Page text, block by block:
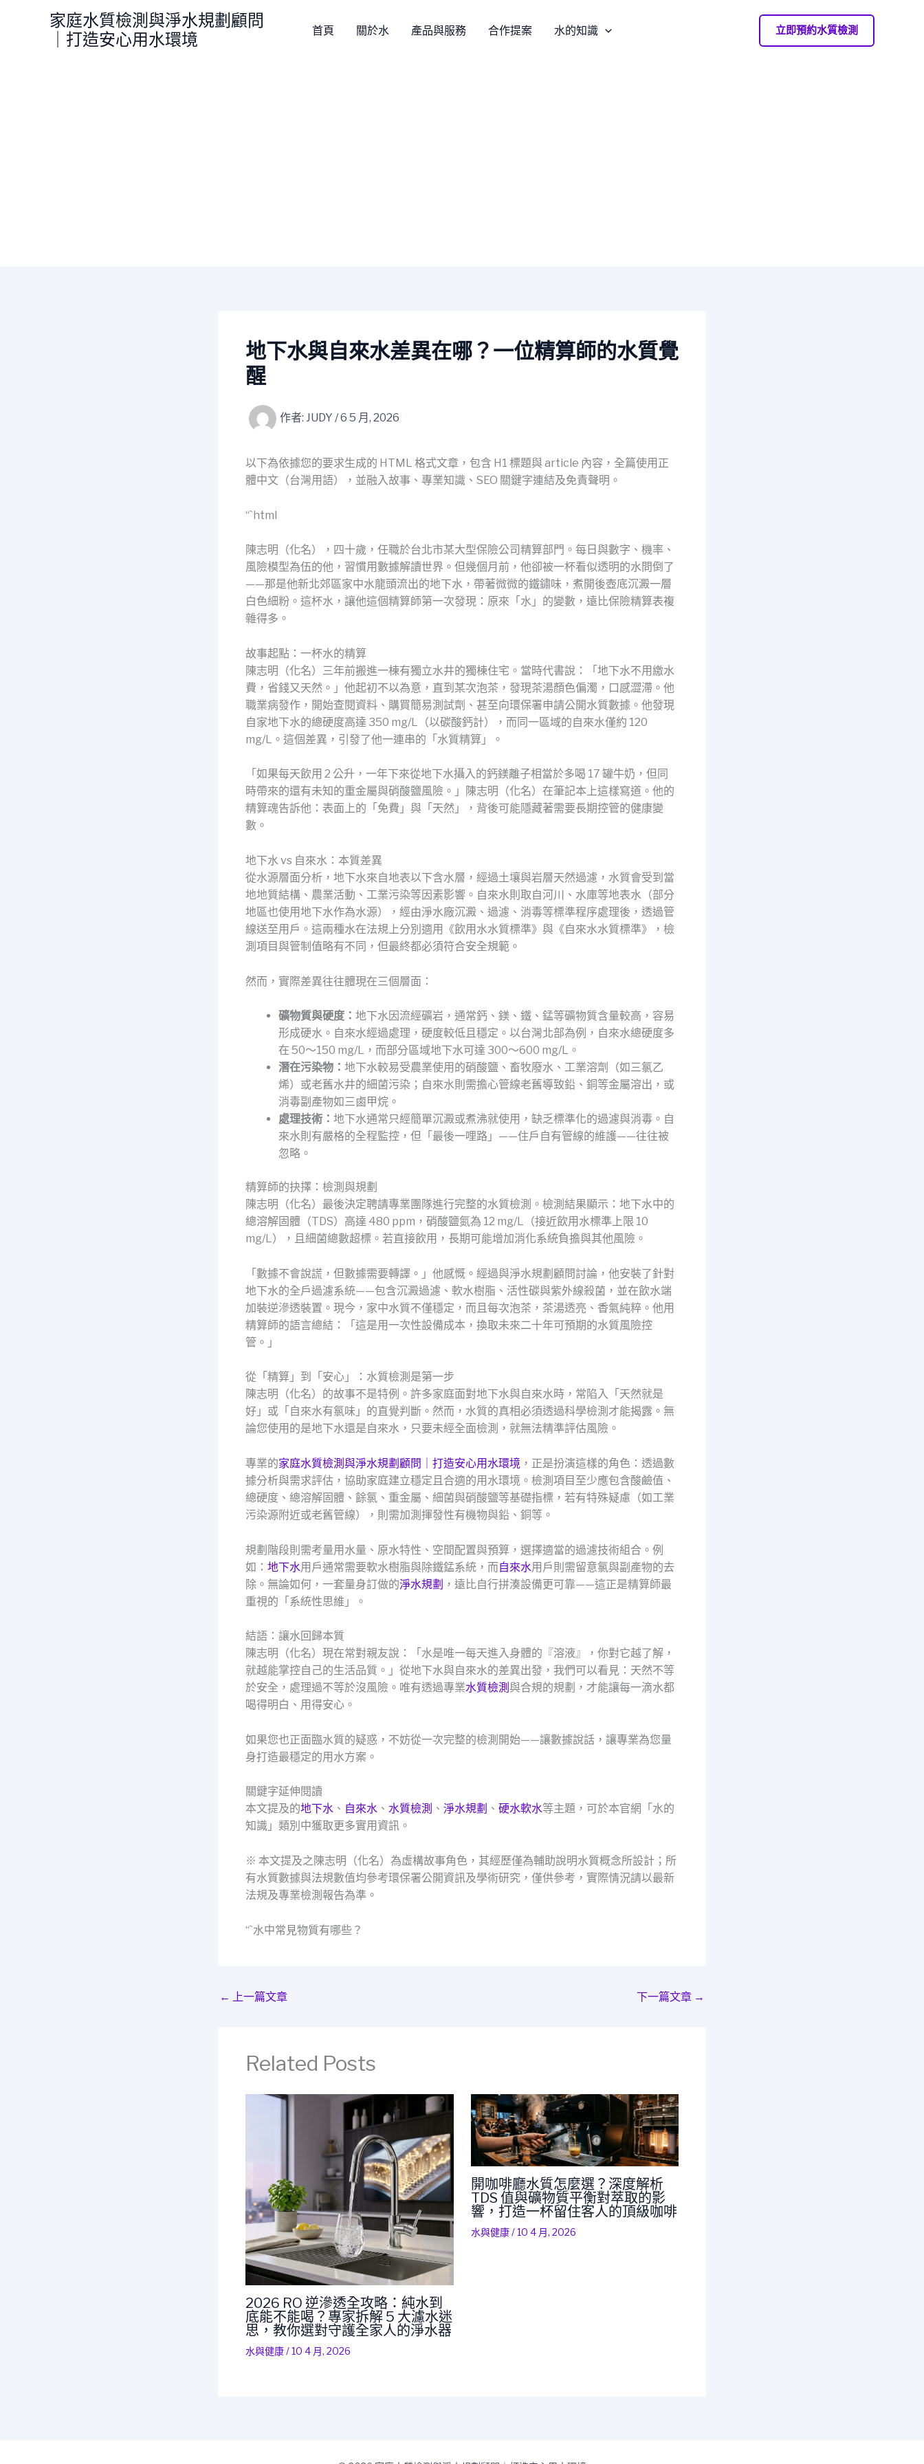
家庭水質檢測與淨水規劃顧問
｜打造安心用水環境
首頁 關於水 產品與服務 合作提案 水的知識 立即預約水質檢測
地下水與自來水差異在哪？一位精算師的水質覺
醒
作者: JUDY /6 5 月, 2026
以下為依據您的要求生成的 HTML 格式文章，包含 H1 標題與 article 內容，全篇使用正
體中文（台灣用語），並融入故事、專業知識、SEO 關鍵字連結及免責聲明。
“`html
陳志明（化名），四十歲，任職於台北市某大型保險公司精算部門。每日與數字、機率、
風險模型為伍的他，習慣用數據解讀世界。但幾個月前，他卻被一杯看似透明的水問倒了
——那是他新北郊區家中水龍頭流出的地下水，帶著微微的鐵鏽味，煮開後壺底沉澱一層
白色細粉。這杯水，讓他這個精算師第一次發現：原來「水」的變數，遠比保險精算表複
雜得多。
故事起點：一杯水的精算
陳志明（化名）三年前搬進一棟有獨立水井的獨棟住宅。當時代書說：「地下水不用繳水
費，省錢又天然。」他起初不以為意，直到某次泡茶，發現茶湯顏色偏濁，口感澀滯。他
職業病發作，開始查閱資料、購買簡易測試劑、甚至向環保署申請公開水質數據。他發現
自家地下水的總硬度高達 350 mg/L（以碳酸鈣計），而同一區域的自來水僅約 120
mg/L。這個差異，引發了他一連串的「水質精算」。
「如果每天飲用 2 公升，一年下來從地下水攝入的鈣鎂離子相當於多喝 17 罐牛奶，但同
時帶來的還有未知的重金屬與硝酸鹽風險。」陳志明（化名）在筆記本上這樣寫道。他的
精算魂告訴他：表面上的「免費」與「天然」，背後可能隱藏著需要長期控管的健康變
數。
地下水 vs 自來水：本質差異
從水源層面分析，地下水來自地表以下含水層，經過土壤與岩層天然過濾，水質會受到當
地地質結構、農業活動、工業污染等因素影響。自來水則取自河川、水庫等地表水（部分
地區也使用地下水作為水源），經由淨水廠沉澱、過濾、消毒等標準程序處理後，透過管
線送至用戶。這兩種水在法規上分別適用《飲用水水質標準》與《自來水水質標準》，檢
測項目與管制值略有不同，但最終都必須符合安全規範。
然而，實際差異往往體現在三個層面：
礦物質與硬度： 地下水因流經礦岩，通常鈣、鎂、鐵、錳等礦物質含量較高，容易
形成硬水。自來水經過處理，硬度較低且穩定。以台灣北部為例，自來水總硬度多
在 50～150 mg/L，而部分區域地下水可達 300～600 mg/L。
潛在污染物： 地下水較易受農業使用的硝酸鹽、畜牧廢水、工業溶劑（如三氯乙
烯）或老舊水井的細菌污染；自來水則需擔心管線老舊導致鉛、銅等金屬溶出，或
消毒副產物如三鹵甲烷。
處理技術： 地下水通常只經簡單沉澱或煮沸就使用，缺乏標準化的過濾與消毒。自
來水則有嚴格的全程監控，但「最後一哩路」——住戶自有管線的維護——往往被
忽略。
精算師的抉擇：檢測與規劃
陳志明（化名）最後決定聘請專業團隊進行完整的水質檢測。檢測結果顯示：地下水中的
總溶解固體（TDS）高達 480 ppm，硝酸鹽氮為 12 mg/L（接近飲用水標準上限 10
mg/L），且細菌總數超標。若直接飲用，長期可能增加消化系統負擔與其他風險。
「數據不會說謊，但數據需要轉譯。」他感慨。經過與淨水規劃顧問討論，他安裝了針對
地下水的全戶過濾系統——包含沉澱過濾、軟水樹脂、活性碳與紫外線殺菌，並在飲水端
加裝逆滲透裝置。現今，家中水質不僅穩定，而且每次泡茶，茶湯透亮、香氣純粹。他用
精算師的語言總結：「這是用一次性設備成本，換取未來二十年可預期的水質風險控
管。」
從「精算」到「安心」：水質檢測是第一步
陳志明（化名）的故事不是特例。許多家庭面對地下水與自來水時，常陷入「天然就是
好」或「自來水有氯味」的直覺判斷。然而，水質的真相必須透過科學檢測才能揭露。無
論您使用的是地下水還是自來水，只要未經全面檢測，就無法精準評估風險。
專業的家庭水質檢測與淨水規劃顧問｜打造安心用水環境 ，正是扮演這樣的角色：透過數
據分析與需求評估，協助家庭建立穩定且合適的用水環境。檢測項目至少應包含酸鹼值、
總硬度、總溶解固體、餘氯、重金屬、細菌與硝酸鹽等基礎指標，若有特殊疑慮（如工業
污染源附近或老舊管線），則需加測揮發性有機物與鉛、銅等。
規劃階段則需考量用水量、原水特性、空間配置與預算，選擇適當的過濾技術組合。例
如： 地下水用戶通常需要軟水樹脂與除鐵錳系統，而自來水用戶則需留意氯與副產物的去
除。無論如何，一套量身訂做的淨水規劃 ，遠比自行拼湊設備更可靠——這正是精算師最
重視的「系統性思維」。
結語：讓水回歸本質
陳志明（化名）現在常對親友說：「水是唯一每天進入身體的『溶液』，你對它越了解，
就越能掌控自己的生活品質。」從地下水與自來水的差異出發，我們可以看見：天然不等
於安全，處理過不等於沒風險。唯有透過專業水質檢測 與合規的規劃，才能讓每一滴水都
喝得明白、用得安心。
如果您也正面臨水質的疑惑，不妨從一次完整的檢測開始——讓數據說話，讓專業為您量
身打造最穩定的用水方案。
關鍵字延伸閱讀
本文提及的地下水 、 自來水 、 水質檢測 、 淨水規劃 、 硬水軟水等主題，可於本官網「水的
知識」類別中獲取更多實用資訊。
※ 本文提及之陳志明（化名）為虛構故事角色，其經歷僅為輔助說明水質概念所設計；所
有水質數據與法規數值均參考環保署公開資訊及學術研究，僅供參考，實際情況請以最新
法規及專業檢測報告為準。
“`水中常見物質有哪些？
← 上一篇文章 下一篇文章 →
Related Posts
2026 RO 逆滲透全攻略：純水到
底能不能喝？專家拆解 5 大濾水迷
思，教你選對守護全家人的淨水器
水與健康/10 4 月, 2026
開咖啡廳水質怎麼選？深度解析
TDS 值與礦物質平衡對萃取的影
響，打造一杯留住客人的頂級咖啡
水與健康/10 4 月, 2026